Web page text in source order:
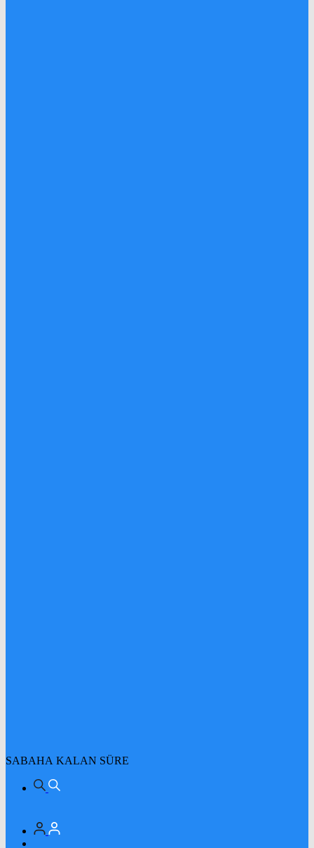
SABAHA KALAN SÜRE